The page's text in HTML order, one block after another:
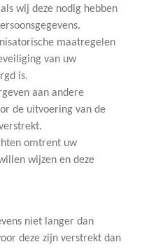
wij deze nodig hebben
maatregelen
van uw
is.
aan andere
de uitvoering van de
omtrent uw
wijzen en deze
niet langer dan
deze zijn verstrekt dan